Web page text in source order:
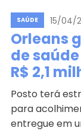
SAÚDE 15/04/
Orleans
de
R$ 2,1
Posto terá
para
entregue em